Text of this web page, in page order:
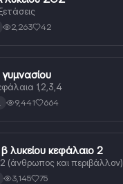
2,263 42
1,2,3,4
9,441 664
λυκείου κεφάλαιο 2
(άνθρωπος και περιβάλλον)
3,145 75